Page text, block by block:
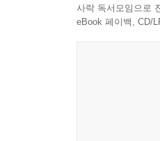
Extra
사락 독서모임으로
eBook 페이백, CD/